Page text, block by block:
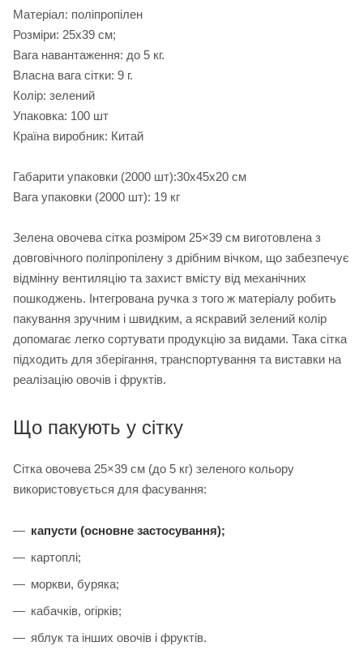
Матеріал: поліпропілен
Розміри: 25х39 см;
Вага навантаження: до 5 кг.
Власна вага сітки: 9 г.
Колір: зелений
Упаковка: 100 шт
Країна виробник: Китай
Габарити упаковки (2000 шт):30х45х20 см
Вага упаковки (2000 шт): 19 кг
Зелена овочева сітка розміром 25×39 см виготовлена з
довговічного поліпропілену з дрібним вічком, що забезпечує
відмінну вентиляцію та захист вмісту від механічних
пошкоджень. Інтегрована ручка з того ж матеріалу робить
пакування зручним і швидким, а яскравий зелений колір
допомагає легко сортувати продукцію за видами. Така сітка
підходить для зберігання, транспортування та виставки на
реалізацію овочів і фруктів.
Що пакують у сітку
Сітка овочева 25×39 см (до 5 кг) зеленого кольору
використовується для фасування:
капусти (основне застосування);
картоплі;
моркви, буряка;
кабачків, огірків;
яблук та інших овочів і фруктів.